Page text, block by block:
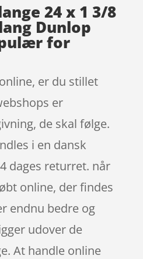
24 x 1 3/8
Dunlop
for
er du stillet
er
de skal følge.
i en dansk
dages returret. når
online, der findes
endnu bedre og
udover de
At handle online